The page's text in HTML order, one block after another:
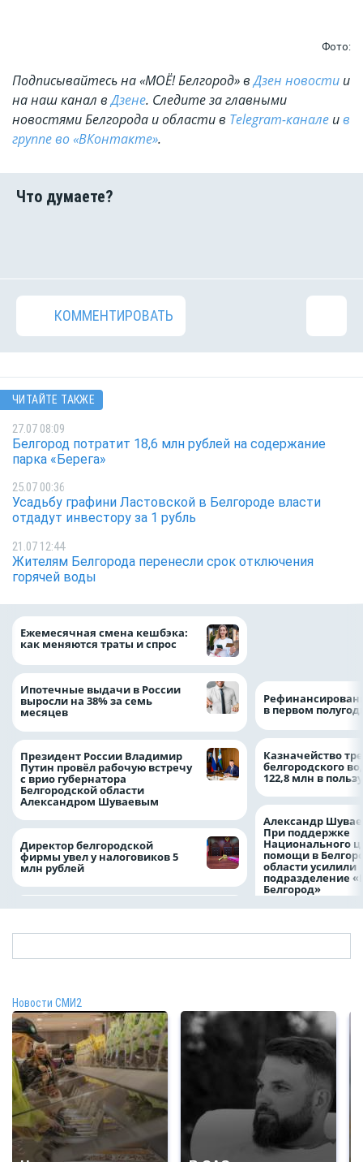
Фото:
Подписывайтесь на «МОЁ! Белгород» вДзен новости и
на наш канал вДзене. Cледите за главными
новостями Белгорода и области в Telegram-канале ив
группе во «ВКонтакте».
КОММЕНТИРОВАТЬ
ЧИТАЙТЕ ТАКЖЕ
27.07 08:09
Белгород потратит 18,6 млн рублей на содержание
парка «Берега»
25.07 00:36
Усадьбу графини Ластовской в Белгороде власти
отдадут инвестору за 1 рубль
21.07 12:44
Жителям Белгорода перенесли срок отключения
горячей воды
Ежемесячная смена кешбэка:
как меняются траты и спрос
Ипотечные выдачи в России
выросли на 38% за семь
месяцев
Президент России Владимир
Путин провёл рабочую встречу
с врио губернатора
Белгородской области
Александром Шуваевым
Директор белгородской
фирмы увел у налоговиков 5
млн рублей
в первом
Казначейство
белгородского
122,8 млн в
Александр
При поддержке
Национального
помощи в
области усилили
подразделение
Белгород»
Новости СМИ2